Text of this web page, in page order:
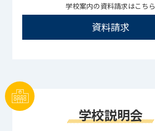
学校案内の資料請求はこちら
資料請求
学校説明会